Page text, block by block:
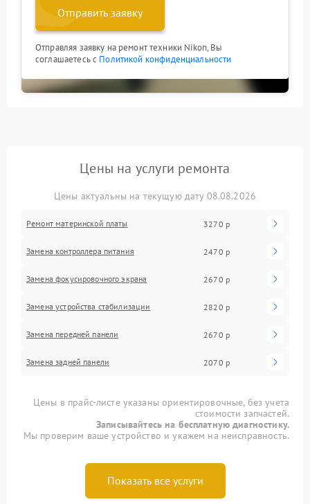
Отправить заявку
Отправляя заявку на ремонт техники Nikon, Вы
соглашаетесь с Политикой конфиденциальности
Цены на услуги ремонта
Цены актуальны на текущую дату 08.08.2026
Ремонт материнской платы 3270 р
Замена контроллера питания 2470 р
Замена фокусировочного экрана 2670 р
Замена устройства стабилизации 2820 р
Замена передней панели 2670 р
Замена задней панели 2070 р
Цены в прайс-листе указаны ориентировочные, без учета
стоимости запчастей.
Записывайтесь на бесплатную диагностику.
Мы проверим ваше устройство и укажем на неисправность.
Показать все услуги